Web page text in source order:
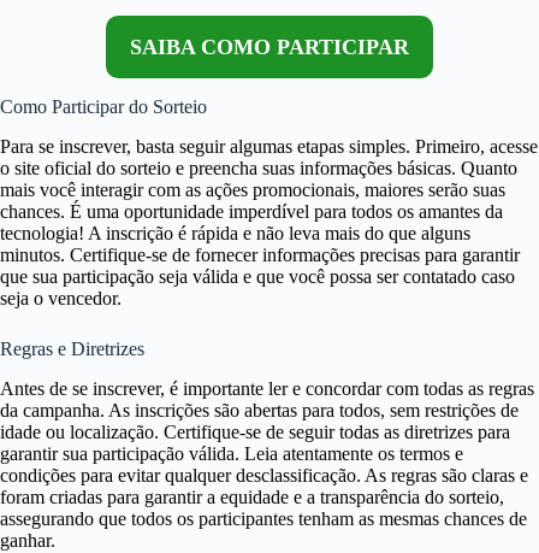
SAIBA COMO PARTICIPAR
Como Participar do Sorteio
Para se inscrever, basta seguir algumas etapas simples. Primeiro, acesse
o site oficial do sorteio e preencha suas informações básicas. Quanto
mais você interagir com as ações promocionais, maiores serão suas
chances. É uma oportunidade imperdível para todos os amantes da
tecnologia! A inscrição é rápida e não leva mais do que alguns
minutos. Certifique-se de fornecer informações precisas para garantir
que sua participação seja válida e que você possa ser contatado caso
seja o vencedor.
Regras e Diretrizes
Antes de se inscrever, é importante ler e concordar com todas as regras
da campanha. As inscrições são abertas para todos, sem restrições de
idade ou localização. Certifique-se de seguir todas as diretrizes para
garantir sua participação válida. Leia atentamente os termos e
condições para evitar qualquer desclassificação. As regras são claras e
foram criadas para garantir a equidade e a transparência do sorteio,
assegurando que todos os participantes tenham as mesmas chances de
ganhar.